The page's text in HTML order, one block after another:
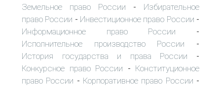
Земельное право России - Избирательное
право России - Инвестиционное право России -
Информационное право России -
Исполнительное производство России -
История государства и права России -
Конкурсное право России - Конституционное
право России - Корпоративное право России -